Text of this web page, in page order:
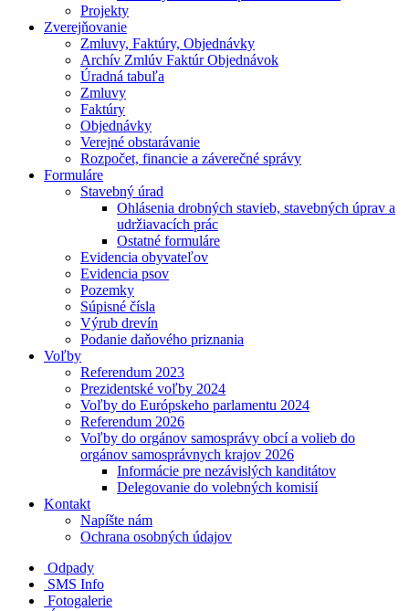
Projekty
Zverejňovanie
Zmluvy, Faktúry, Objednávky
Archív Zmlúv Faktúr Objednávok
Úradná tabuľa
Zmluvy
Faktúry
Objednávky
Verejné obstarávanie
Rozpočet, financie a záverečné správy
Formuláre
Stavebný úrad
Ohlásenia drobných stavieb, stavebných úprav a
udržiavacích prác
Ostatné formuláre
Evidencia obyvateľov
Evidencia psov
Pozemky
Súpisné čísla
Výrub drevín
Podanie daňového priznania
Voľby
Referendum 2023
Prezidentské voľby 2024
Voľby do Európskeho parlamentu 2024
Referendum 2026
Voľby do orgánov samosprávy obcí a volieb do
orgánov samosprávnych krajov 2026
Informácie pre nezávislých kanditátov
Delegovanie do volebných komisií
Kontakt
Napíšte nám
Ochrana osobných údajov
Odpady
SMS Info
Fotogalerie